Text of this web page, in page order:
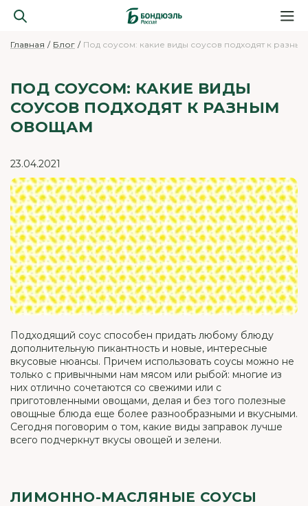
Главная Блог Под соусом: какие виды соусов подходят к
ПОД СОУСОМ: КАКИЕ ВИДЫ
СОУСОВ ПОДХОДЯТ К РАЗНЫМ
ОВОЩАМ
23.04.2021
Подходящий соус способен придать любому блюду
дополнительную пикантность и новые, интересные
вкусовые нюансы. Причем использовать соусы можно не
только с привычными нам мясом или рыбой: многие из
них отлично сочетаются со свежими или с
приготовленными овощами, делая и без того полезные
овощные блюда еще более разнообразными и вкусными.
Сегодня поговорим о том, какие виды заправок лучше
всего подчеркнут вкусы овощей и зелени.
ЛИМОННО-МАСЛЯНЫЕ СОУСЫ